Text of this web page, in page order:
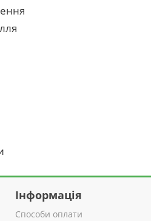
Інформація
Способи оплати